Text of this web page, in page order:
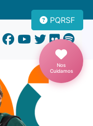
PQRSF
Nos
Cuidamos